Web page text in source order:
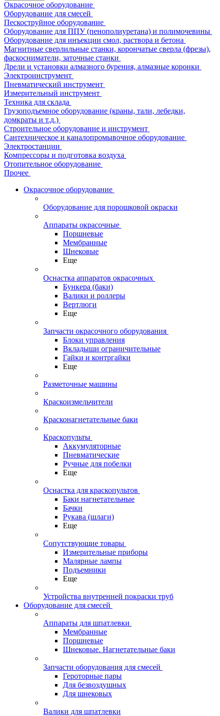
Окрасочное оборудование
Оборудование для смесей
Пескоструйное оборудование
Оборудование для ППУ (пенополиуретана) и полимочевины
Оборудование для инъекции смол, раствора и бетона
Магнитные сверлильные станки, корончатые сверла (фрезы),
фаскосниматели, заточные станки
Дрели и установки алмазного бурения, алмазные коронки
Электроинструмент
Пневматический инструмент
Измерительный инструмент
Техника для склада
Грузоподъемное оборудование (краны, тали, лебедки,
домкраты и т.д.)
Строительное оборудование и инструмент
Сантехническое и каналопромывочное оборудование
Электростанции
Компрессоры и подготовка воздуха
Отопительное оборудование
Прочее
Окрасочное оборудование
Оборудование для порошковой окраски
Аппараты окрасочные
Поршневые
Мембранные
Шнековые
Еще
Оснастка аппаратов окрасочных
Бункера (баки)
Валики и роллеры
Вертлюги
Еще
Запчасти окрасочного оборудования
Блоки управления
Вкладыши ограничительные
Гайки и контргайки
Еще
Разметочные машины
Краскоизмельчители
Красконагнетательные баки
Краскопульты
Аккумуляторные
Пневматические
Ручные для побелки
Еще
Оснастка для краскопультов
Баки нагнетательные
Бачки
Рукава (шлаги)
Еще
Сопутствующие товары
Измерительные приборы
Малярные лампы
Подъемники
Еще
Устройства внутренней покраски труб
Оборудование для смесей
Аппараты для шпатлевки
Мембранные
Поршневые
Шнековые. Нагнетательные баки
Запчасти оборудования для смесей
Героторные пары
Для безвоздушных
Для шнековых
Валики для шпатлевки